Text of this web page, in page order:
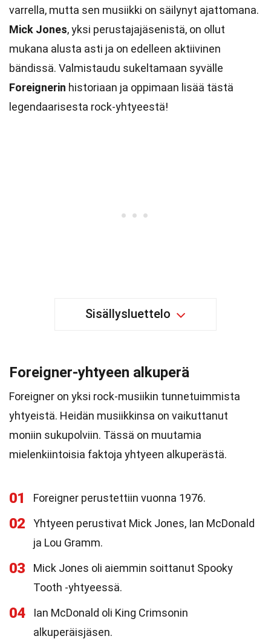
varrella, mutta sen musiikki on säilynyt ajattomana.
Mick Jones, yksi perustajajäsenistä, on ollut
mukana alusta asti ja on edelleen aktiivinen
bändissä. Valmistaudu sukeltamaan syvälle
Foreignerin historiaan ja oppimaan lisää tästä
legendaarisesta rock-yhtyeestä!
Sisällysluettelo
Foreigner-yhtyeen alkuperä
Foreigner on yksi rock-musiikin tunnetuimmista
yhtyeistä. Heidän musiikkinsa on vaikuttanut
moniin sukupolviin. Tässä on muutamia
mielenkiintoisia faktoja yhtyeen alkuperästä.
01 Foreigner perustettiin vuonna 1976.
02
Yhtyeen perustivat Mick Jones, Ian McDonald
ja Lou Gramm.
03
Mick Jones oli aiemmin soittanut Spooky
Tooth -yhtyeessä.
04
Ian McDonald oli King Crimsonin
alkuperäisjäsen.